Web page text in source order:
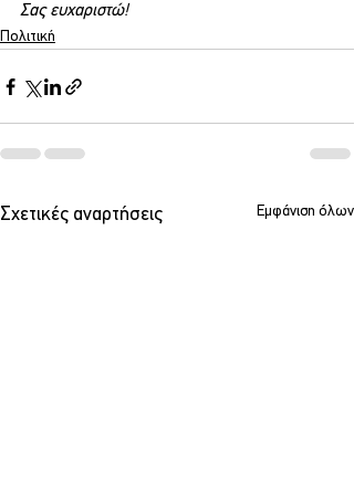
Σας ευχαριστώ!
Πολιτική
Σχετικές αναρτήσεις Εμφάνιση όλων